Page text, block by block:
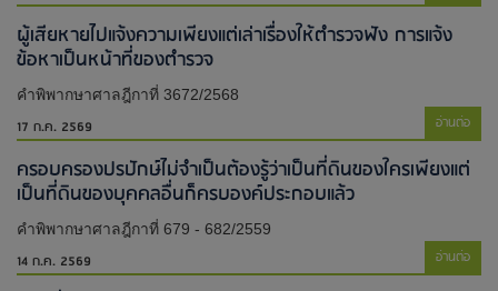
ผู้เสียหายไปแจ้งความเพียงแต่เล่าเรื่องให้ตำรวจฟัง การแจ้ง
ข้อหาเป็นหน้าที่ของตำรวจ
คำพิพากษาศาลฎีกาที่ 3672/2568
17 ก.ค. 2569 อ่านต่อ
ครอบครองปรปักษ์ไม่จำเป็นต้องรู้ว่าเป็นที่ดินของใครเพียงแต่
เป็นที่ดินของบุคคลอื่นก็ครบองค์ประกอบแล้ว
คำพิพากษาศาลฎีกาที่ 679 - 682/2559
14 ก.ค. 2569 อ่านต่อ